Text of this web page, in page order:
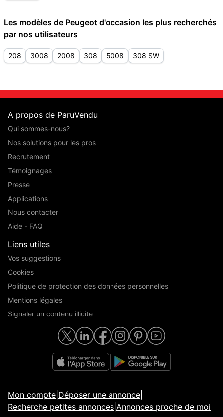
Les modèles de Peugeot d'occasion les plus recherchés
par nos utilisateurs
208 3008 2008 308 5008 308 SW
A propos de ParuVendu
Qui sommes-nous?
Nos solutions pour les pros
Recrutement
Témoignages
Presse
Applications
Nous contacter
Aide - FAQ
Liens utiles
Vos suggestions
Cookies
Politique de protection des données personnelles
Mentions légales
Signaler un contenu illicite
Mon compte Déposer une annonce
Recherche petites annonces Annonces proche de moi